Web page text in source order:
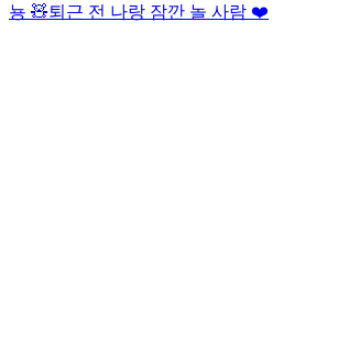
뇽 🧸퇴근 전 나랑 잠깐 놀 사람 ❤️